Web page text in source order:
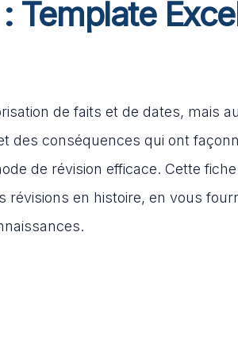
Template
de faits et de dates, mais
des conséquences qui ont
de révision efficace. Cette
révisions en histoire, en vous